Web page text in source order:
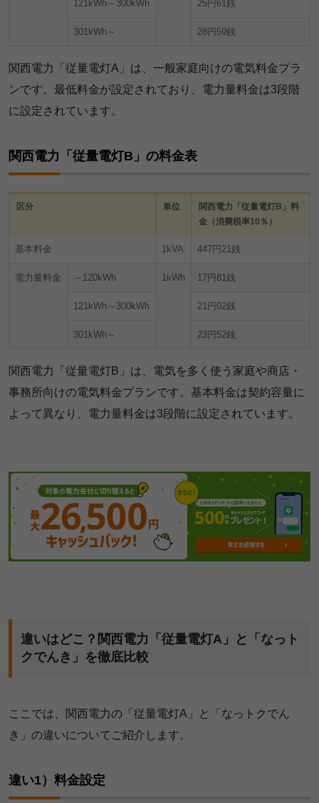
121kWh～300kWh 25円61銭
301kWh～ 28円59銭
関西電力「従量電灯A」は、一般家庭向けの電気料金プラ
ンです。最低料金が設定されており、電力量料金は3段階
に設定されています。
関西電力「従量電灯B」の料金表
区分 単位
関西電力「従量電灯B」料
金（消費税率10％）
基本料金 1kVA 447円21銭
電力量料金 ～120kWh 1kWh 17円81銭
121kWh～300kWh 21円02銭
301kWh～ 23円52銭
関西電力「従量電灯B」は、電気を多く使う家庭や商店・
事務所向けの電気料金プランです。基本料金は契約容量に
よって異なり、電力量料金は3段階に設定されています。
違いはどこ？関西電力「従量電灯A」と「なっト
クでんき」を徹底比較
ここでは、関西電力の「従量電灯A」と「なっトクでん
き」の違いについてご紹介します。
違い1）料金設定